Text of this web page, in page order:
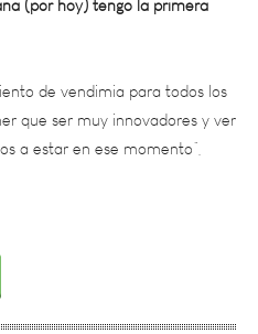
vendimia para todos los
ser muy innovadores y ver
estar en ese momento”,